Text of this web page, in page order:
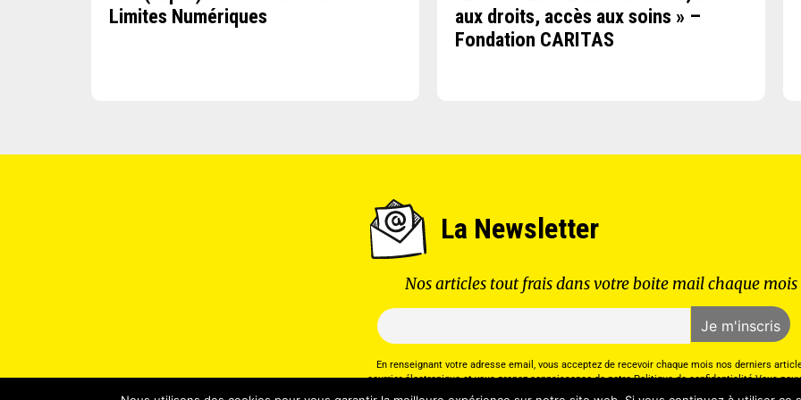
Limites Numériques
aux droits, accès aux soins » –
Fondation CARITAS
La Newsletter
Nos articles tout frais dans votre boite mail chaque mois
En renseignant votre adresse email, vous acceptez de recevoir chaque mois nos derniers
courrier électronique et vous prenez connaissance de notre Politique de confidentialité.Vous
désinscrire à tout moment à l’aide des liens de désinscription ou en nous contactant à